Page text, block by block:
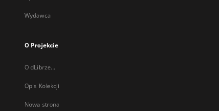
Wydawca
O Projekcie
O dLibrze...
Opis Kolekcji
Nowa strona